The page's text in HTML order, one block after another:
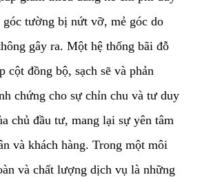
góc tường bị nứt vỡ, mẻ góc do
gây ra. Một hệ thống bãi đỗ
cột đồng bộ, sạch sẽ và phản
chứng cho sự chỉn chu và tư duy
chủ đầu tư, mang lại sự yên tâm
và khách hàng. Trong một môi
và chất lượng dịch vụ là những